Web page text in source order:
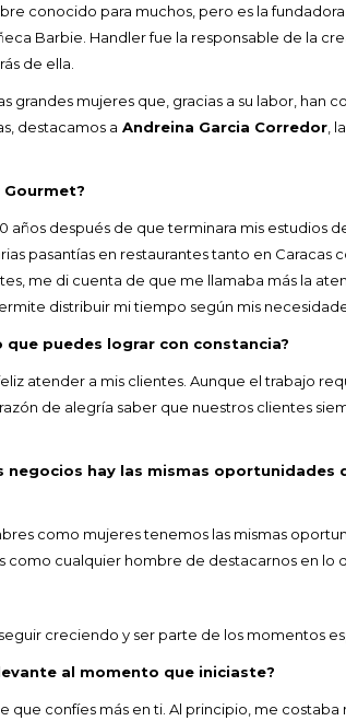
conocido para muchos, pero es la
Barbie. Handler fue la responsable de la
de ella.
grandes mujeres que, gracias a su labor, han
destacamos a Andreina Garcia Corredor ,
Gourmet?
años después de que terminara mis estudios
pasantías en restaurantes tanto en Caracas
me di cuenta de que me llamaba más la
distribuir mi tiempo según mis
que puedes lograr con constancia?
atender a mis clientes. Aunque el trabajo
de alegría saber que nuestros clientes
negocios hay las mismas oportunidades
como mujeres tenemos las mismas
como cualquier hombre de destacarnos en lo
creciendo y ser parte de los momentos
al momento que iniciaste?
que confíes más en ti. Al principio, me